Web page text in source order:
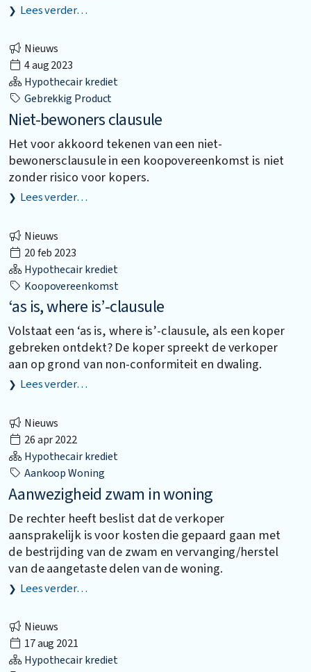
Lees verder…
Nieuws
4 aug 2023
Hypothecair krediet
Gebrekkig Product
Niet-bewoners clausule
Het voor akkoord tekenen van een niet-
bewonersclausule in een koopovereenkomst is niet
zonder risico voor kopers.
Lees verder…
Nieuws
20 feb 2023
Hypothecair krediet
Koopovereenkomst
‘as is, where is’-clausule
Volstaat een ‘as is, where is’-clausule, als een koper
gebreken ontdekt? De koper spreekt de verkoper
aan op grond van non-conformiteit en dwaling.
Lees verder…
Nieuws
26 apr 2022
Hypothecair krediet
Aankoop Woning
Aanwezigheid zwam in woning
De rechter heeft beslist dat de verkoper
aansprakelijk is voor kosten die gepaard gaan met
de bestrijding van de zwam en vervanging/herstel
van de aangetaste delen van de woning.
Lees verder…
Nieuws
17 aug 2021
Hypothecair krediet